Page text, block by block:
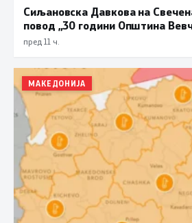
Сиљановска Давкова на
повод „30 години Општина
пред 11 ч.
МАКЕДОНИЈА